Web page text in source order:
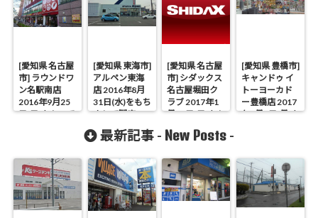
[愛知県 名古屋
市] ラウンドワ
ン名駅南店
2016年9月25
日(日)をもって
[愛知県 東海市]
アルペン東海
店 2016年8月
31日(水)をもち
まして閉店
[愛知県 名古屋
市] シダックス
名古屋堀田ク
ラブ 2017年1
月15日(日)をも
[愛知県 豊橋市]
キャンドゥ イ
トーヨーカド
ー豊橋店 2017
年1月9日(月)を
最新記事 - New Posts -